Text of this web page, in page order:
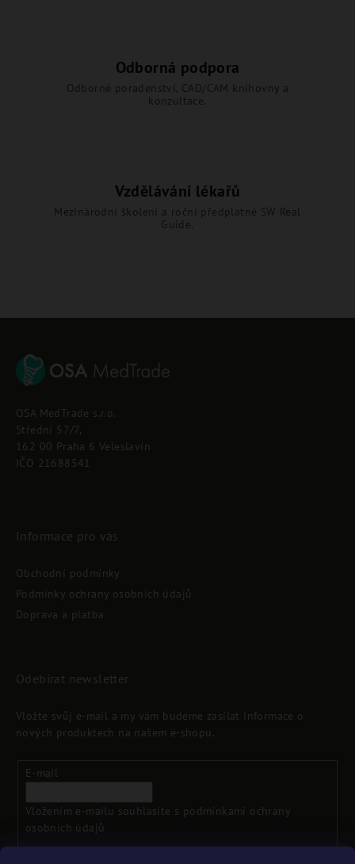
Odborná podpora
Odborné poradenství, CAD/CAM knihovny a
konzultace.
Vzdělávání lékařů
Mezinárodní školení a roční předplatné SW Real
Guide.
OSA MedTrade s.r.o.
Střední 57/7,
162 00 Praha 6 Veleslavín
IČO 21688541
Informace pro vás
Obchodní podmínky
Podmínky ochrany osobních údajů
Doprava a platba
Odebírat newsletter
Vložte svůj e-mail a my vám budeme zasílat informace o
nových produktech na našem e-shopu.
E-mail
Vložením e-mailu souhlasíte s podmínkami ochrany
osobních údajů